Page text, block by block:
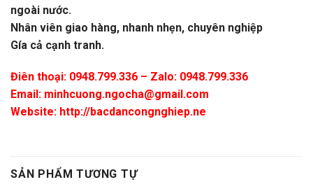
ngoài nước.
Nhân viên giao hàng, nhanh nhẹn, chuyên nghiệp
Gía cả cạnh tranh.
Điên thoại: 0948.799.336 – Zalo: 0948.799.336
Email: minhcuong.ngocha@gmail.com
Website: http://bacdancongnghiep.ne
SẢN PHẨM TƯƠNG TỰ